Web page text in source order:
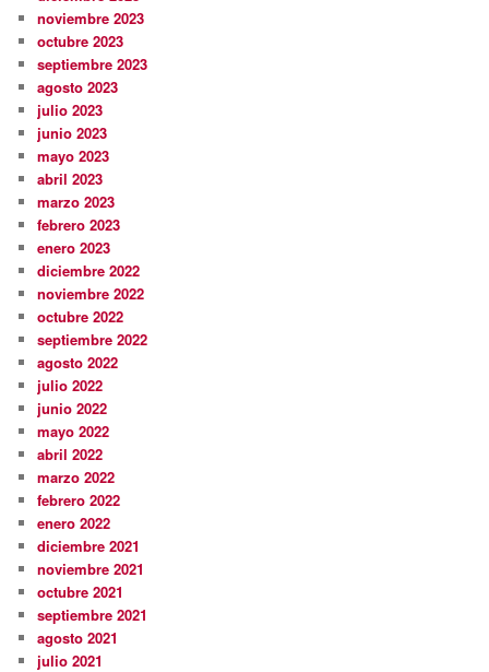
noviembre 2023
octubre 2023
septiembre 2023
agosto 2023
julio 2023
junio 2023
mayo 2023
abril 2023
marzo 2023
febrero 2023
enero 2023
diciembre 2022
noviembre 2022
octubre 2022
septiembre 2022
agosto 2022
julio 2022
junio 2022
mayo 2022
abril 2022
marzo 2022
febrero 2022
enero 2022
diciembre 2021
noviembre 2021
octubre 2021
septiembre 2021
agosto 2021
julio 2021